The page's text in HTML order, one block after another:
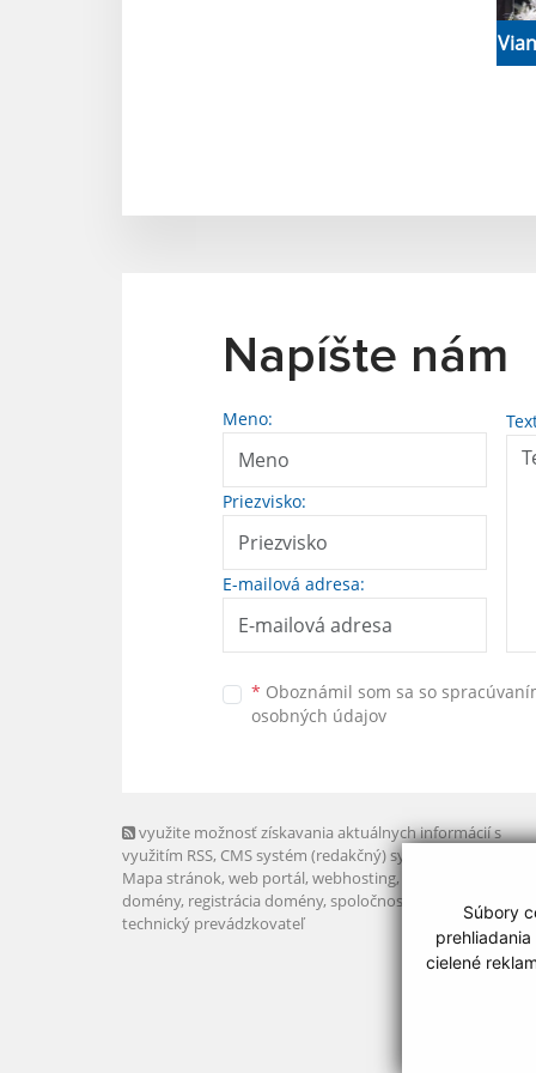
Súbory
cielené
Napíšte nám
Meno:
Priezvisko:
E-mailová adresa:
* Oboznámil som sa so
osobných údajov
využite možnosť získavania aktuálnych informácií s
využitím RSS, CMS systém (redakčný) systém ECHELON 2,
Mapa stránok, web portál, webhosting,
domény, registrácia domény, spoločnosť webex.digital,
technický prevádzkovateľ